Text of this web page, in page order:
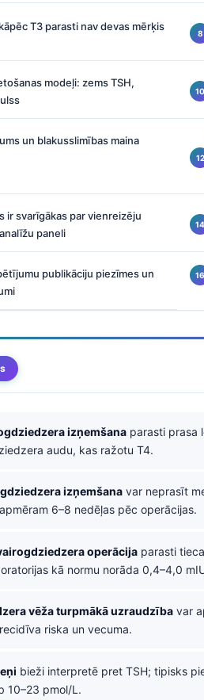
T3 parasti nav devas mērķis
modeļi: zems TSH,
un blakusslimības maina
ir svarīgākas par vienreizēju
paneli
publikāciju piezīmes un
izņemšana parasti prasa
audu, kas ražotu T4.
izņemšana var neprasīt
6–8 nedēļas pēc operācijas.
operācija parasti
kā normu norāda 0,4–4,0
vēža turpmākā uzraudzība var
riska un vecuma.
bieži interpretē pret TSH; tipisks
10–23 pmol/L.